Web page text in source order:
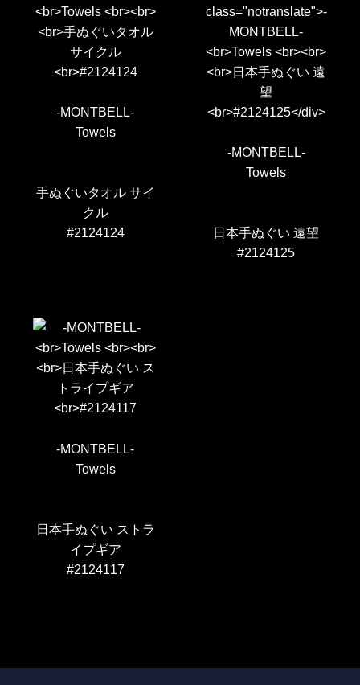
-MONTBELL-
Towels
手ぬぐいタオル サイ
クル
#2124124
-MONTBELL-
Towels
日本手ぬぐい 遠望
#2124125
-MONTBELL-
Towels
日本手ぬぐい ストラ
イプギア
#2124117